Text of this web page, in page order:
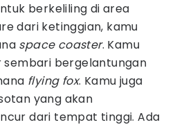
berkeliling di area
dari ketinggian, kamu
space coaster. Kamu
sembari bergelantungan
flying fox. Kamu juga
yang akan
dari tempat tinggi. Ada